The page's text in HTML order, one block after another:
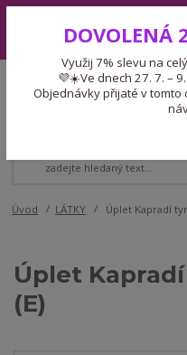
7. – 9. 8. 2026 čerpáme
odešleme
Expedice 775 866 913
Po-Čt 9-15:30 Pá 9-14:30 Pauza
Úvod LÁTKY Úplet Kapradí
Úplet
(E)
DOVOLENÁ
Využij 7% slevu na
💜☀️Ve dnech 27. 7. –
Objednávky přijaté v tomto